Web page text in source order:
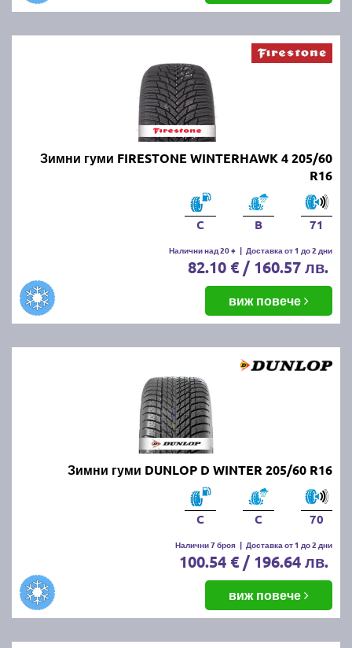
Зимни гуми FIRESTONE WINTERHAWK 4 205/60
R16
C B 71
Налични над 20 + | Доставка от 1 до 2 дни
82.10 € / 160.57 лв.
виж повече
Зимни гуми DUNLOP D WINTER 205/60 R16
C C 70
Налични 7 броя | Доставка от 1 до 2 дни
100.54 € / 196.64 лв.
виж повече